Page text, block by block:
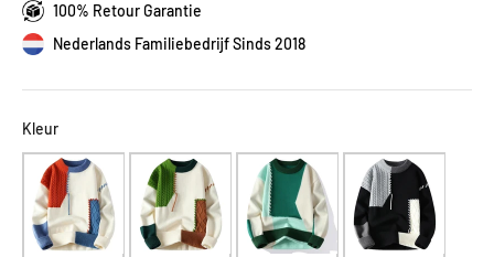
100% Retour Garantie
Nederlands Familiebedrijf Sinds 2018
KleurKleur